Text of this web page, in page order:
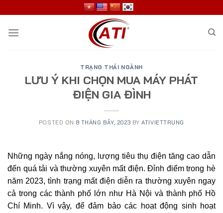
to
content
TRẠNG THÁI NGÀNH
LƯU Ý KHI CHỌN MUA MÁY PHÁT
ĐIỆN GIA ĐÌNH
POSTED ON 8 THÁNG BẢY, 2023 BYATIVIETTRUNG
Những ngày nắng nóng, lượng tiêu thụ điện tăng cao dẫn
đến quá tải và thường xuyên mất điện. Đỉnh điểm trong hè
năm 2023, tình trạng mất điện diễn ra thường xuyên ngay
cả trong các thành phố lớn như Hà Nội và thành phố Hồ
Chí Minh. Vì vậy, để đảm bảo các hoạt động sinh hoạt